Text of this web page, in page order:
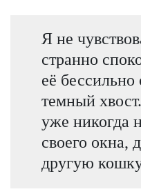
Я не
странно
её
темный
уже никогда
своего окна,
другую